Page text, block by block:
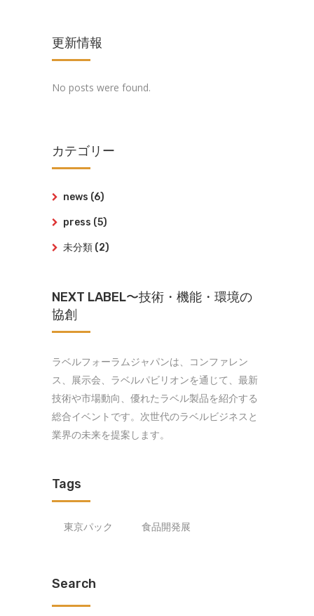
更新情報
No posts were found.
カテゴリー
news (6)
press (5)
未分類 (2)
NEXT LABEL〜技術・機能・環境の
協創
ラベルフォーラムジャパンは、コンファレン
ス、展示会、ラベルパビリオンを通じて、最新
技術や市場動向、優れたラベル製品を紹介する
総合イベントです。次世代のラベルビジネスと
業界の未来を提案します。
Tags
東京パック 食品開発展
Search